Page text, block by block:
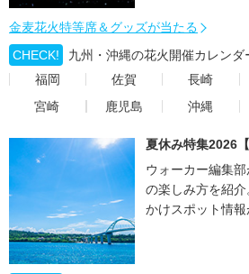
金麦花火特等席＆グッズが当たる
CHECK!
九州・沖縄の花火開催カレンダ
福岡
佐賀 長崎
宮崎
鹿児島 沖縄
夏休み特集2026
ウォーカー編集
の楽しみ方を紹
かけスポット情報